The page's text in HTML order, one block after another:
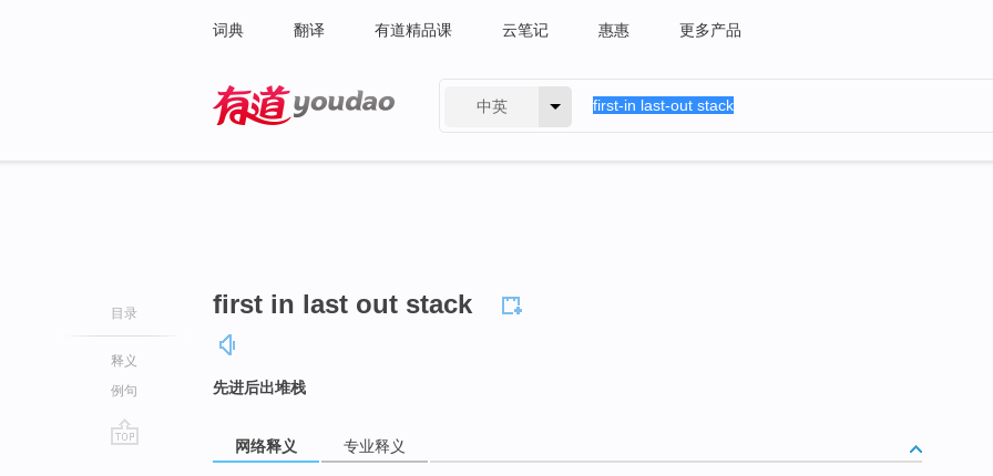
词典 翻译 有道精品课 云笔记 惠惠 更多产品
中英
目录
释义
例句
first in last out stack
先进后出堆栈
网络释义 专业释义